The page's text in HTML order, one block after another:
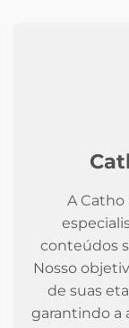
A Catho
conteúdos
Nosso
de suas
garantindo a